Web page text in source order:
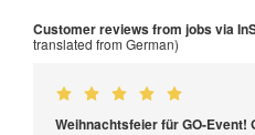
Customer reviews from jobs via
translated from German)
Weihnachtsfeier für GO-Event!